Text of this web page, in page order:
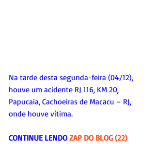
Na tarde desta segunda-feira (04/12),
houve um acidente RJ 116, KM 20,
Papucaia, Cachoeiras de Macacu – RJ,
onde houve vítima.
CONTINUE LENDO ZAP DO BLOG (22)